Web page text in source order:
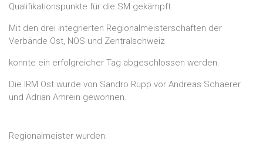
Qualifikationspunkte für die SM gekämpft.
Mit den drei integrierten Regionalmeisterschaften der
Verbände Ost, NOS und Zentralschweiz
konnte ein erfolgreicher Tag abgeschlossen werden.
Die IRM Ost wurde von Sandro Rupp vor Andreas Schaerer
und Adrian Amrein gewonnen.
Regionalmeister wurden: